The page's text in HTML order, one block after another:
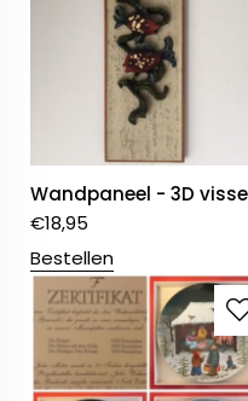
Wandpaneel - 3D
€18,95
Bestellen